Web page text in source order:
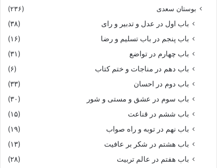
بوستان سعدی (۲۳۶)
باب اول در عدل و تدبیر و رای
(۳۸)
باب پنجم در باب تسلیم و رضا
(۱۶)
باب چهارم در تواضع
(۳۱)
باب دهم در مناجات و ختم کتاب
(۶)
باب دوم در احسان
(۳۳)
باب سوم در عشق و مستی و شور
(۳۰)
باب ششم در قناعت
(۱۵)
باب نهم در توبه و راه صواب
(۱۹)
باب هشتم در شکر بر عافیت
(۱۳)
باب هفتم در عالم تربیت
(۲۸)